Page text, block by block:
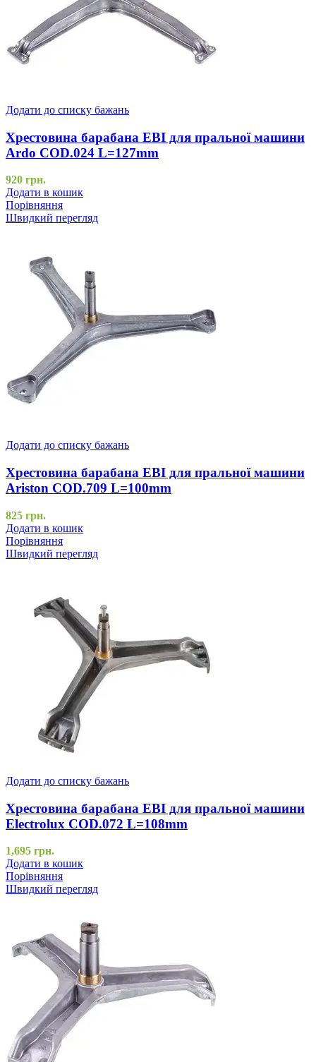
Додати до списку бажань
Хрестовина барабана EBI для пральної машини
Ardo COD.024 L=127mm
920 грн.
Додати в кошик
Порівняння
Швидкий перегляд
Додати до списку бажань
Хрестовина барабана EBI для пральної машини
Ariston COD.709 L=100mm
825 грн.
Додати в кошик
Порівняння
Швидкий перегляд
Додати до списку бажань
Хрестовина барабана EBI для пральної машини
Electrolux COD.072 L=108mm
1,695 грн.
Додати в кошик
Порівняння
Швидкий перегляд